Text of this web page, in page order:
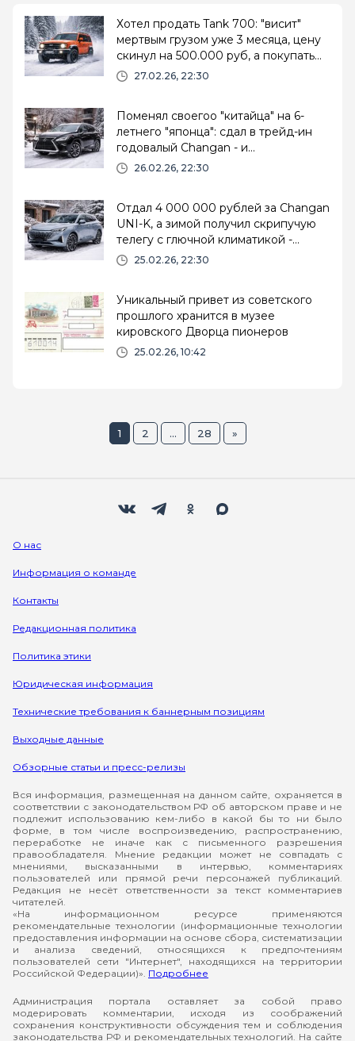
Хотел продать Tank 700: "висит"
мертвым грузом уже 3 месяца, цену
скинул на 500.000 руб, а покупать
не хотят
27.02.26, 22:30
Поменял своегоо "китайца" на 6-
летнего "японца": сдал в трейд-ин
годовалый Changan - и
перекрестился
26.02.26, 22:30
Отдал 4 000 000 рублей за Changan
UNI-K, а зимой получил скрипучую
телегу с глючной климатикой -
делюсь горьким опытом
25.02.26, 22:30
Уникальный привет из советского
прошлого хранится в музее
кировского Дворца пионеров
25.02.26, 10:42
1 2 ... 28 »
О нас
Информация о команде
Контакты
Редакционная политика
Политика этики
Юридическая информация
Технические требования к баннерным позициям
Выходные данные
Обзорные статьи и пресс-релизы
Вся информация, размещенная на данном сайте, охраняется в
соответствии с законодательством РФ об авторском праве и не
подлежит использованию кем-либо в какой бы то ни было
форме, в том числе воспроизведению, распространению,
переработке не иначе как с письменного разрешения
правообладателя. Мнение редакции может не совпадать с
мнениями, высказанными в интервью, комментариях
пользователей или прямой речи персонажей публикаций.
Редакция не несёт ответственности за текст комментариев
читателей.
«На информационном ресурсе применяются
рекомендательные технологии (информационные технологии
предоставления информации на основе сбора, систематизации
и анализа сведений, относящихся к предпочтениям
пользователей сети "Интернет", находящихся на территории
Российской Федерации)». Подробнее
Администрация портала оставляет за собой право
модерировать комментарии, исходя из соображений
сохранения конструктивности обсуждения тем и соблюдения
законодательства РФ и рекомендательных технологий. На сайте